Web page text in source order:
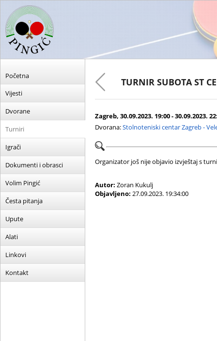
Početna
Vijesti
Dvorane
Turniri
Igrači
Dokumenti i obrasci
Volim Pingić
Česta pitanja
Upute
Alati
Linkovi
Kontakt
TURNIR SUBOTA ST
Zagreb, 30.09.2023. 19:00 - 30.09.2023.
Dvorana:Stolnoteniski centar Zagreb -
Organizator još nije objavio izvještaj s
Autor: Zoran Kukulj
Objavljeno: 27.09.2023. 19:34:00